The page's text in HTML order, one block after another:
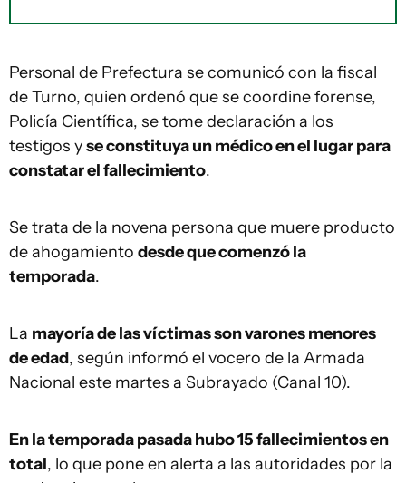
Personal de Prefectura se comunicó con la fiscal
de Turno, quien ordenó que se coordine forense,
Policía Científica, se tome declaración a los
testigos yse constituya un médico en el lugar para
constatar el fallecimiento.
Se trata de la novena persona que muere producto
de ahogamiento desde que comenzó la
temporada.
La mayoría de las víctimas son varones menores
de edad, según informó el vocero de la Armada
Nacional este martes a Subrayado (Canal 10).
En la temporada pasada hubo 15 fallecimientos en
total, lo que pone en alerta a las autoridades por la